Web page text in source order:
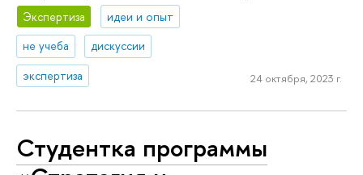
Экспертиза
идеи и опыт
не учеба
дискуссии
экспертиза
24 октября, 2023 г.
Студентка программы